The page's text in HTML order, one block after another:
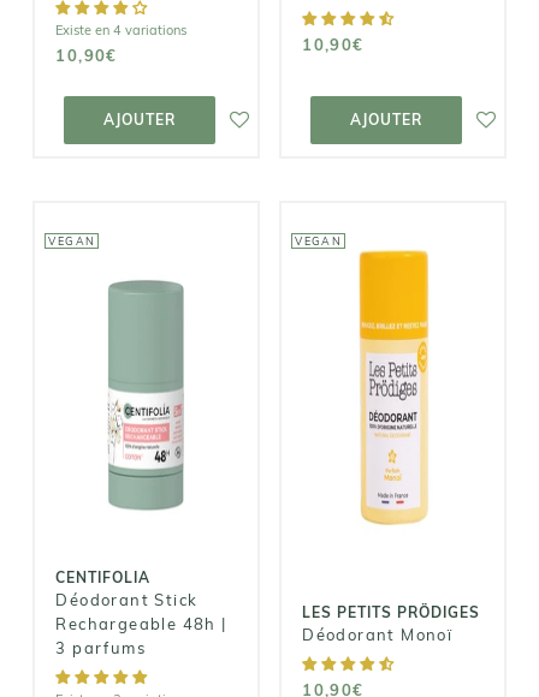
Existe en 4 variations
10,90€
AJOUTER
AJOUTER AU
PANIER
10,90€
AJOUTER
AJOUTER AU
PANIER
VEGAN
CENTIFOLIA
Déodorant Stick
Rechargeable 48h |
3 parfums
CENTIFOLIA
Déodorant
Stick
Rechargeable
VEGAN
LES PETITS PRÖDIGES
Déodorant Monoï
10,90€
LES PETITS
PRÖDIGES
Déodorant
Monoï